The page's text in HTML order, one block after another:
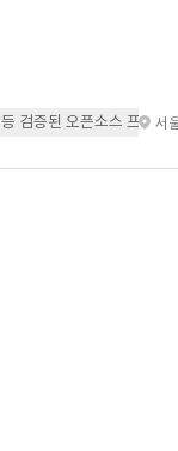
증된 오픈소스 프레임
서